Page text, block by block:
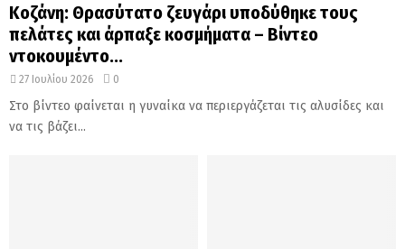
Κοζάνη: Θρασύτατο ζευγάρι υποδύθηκε τους
πελάτες και άρπαξε κοσμήματα – Βίντεο
ντοκουμέντο...
27 Ιουλίου 2026 0
Στο βίντεο φαίνεται η γυναίκα να περιεργάζεται τις αλυσίδες και
να τις βάζει...